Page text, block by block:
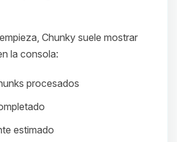
Chunky suele mostrar
la consola:
procesados
estimado